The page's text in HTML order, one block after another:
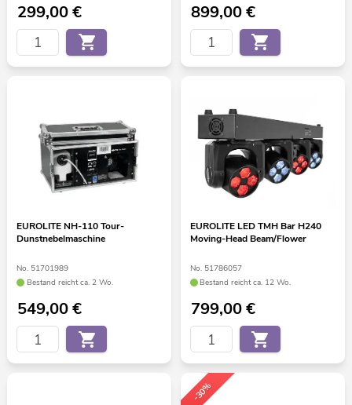
299,00€ 899,00€
EUROLITE NH-110 Tour-
Dunstnebelmaschine
No. 51701989
Bestand reicht ca. 2 Wo.
549,00€
EUROLITE LED TMH Bar H240
Moving-Head Beam/Flower
No. 51786057
Bestand reicht ca. 12 Wo.
799,00€
-30%